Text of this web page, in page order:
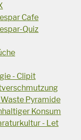
Cafe
Quiz
- Clipit
Pyramide
Konsum
- Let